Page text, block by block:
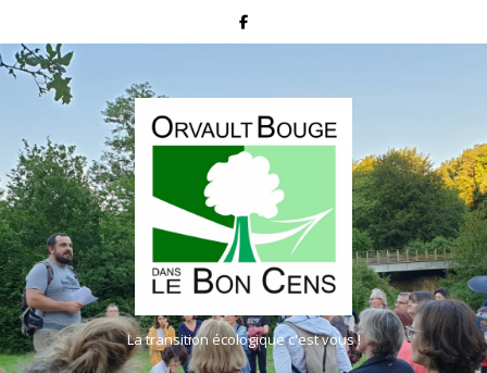
La transition écologique c'est vous !